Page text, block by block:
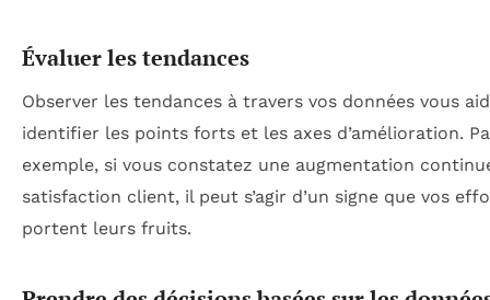
Évaluer les tendances
Observer les tendances à travers vos données vous
identifier les points forts et les axes d’amélioration.
exemple, si vous constatez une augmentation
satisfaction client, il peut s’agir d’un signe que vos
portent leurs fruits.